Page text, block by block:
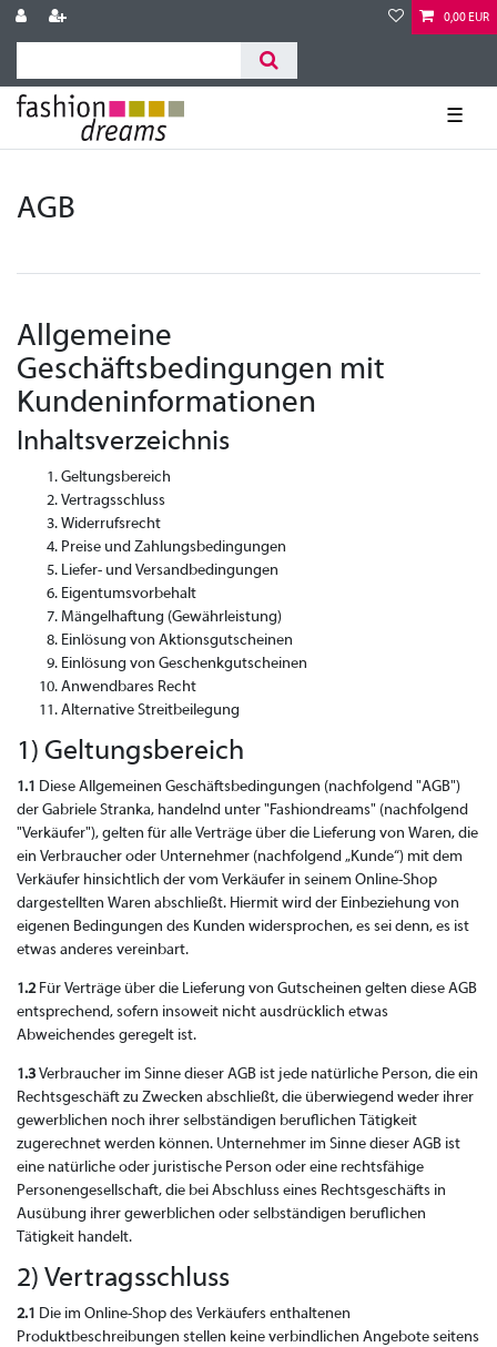
0,00 EUR
☰
AGB
Allgemeine
Geschäftsbedingungen mit
Kundeninformationen
Inhaltsverzeichnis
Geltungsbereich
Vertragsschluss
Widerrufsrecht
Preise und Zahlungsbedingungen
Liefer- und Versandbedingungen
Eigentumsvorbehalt
Mängelhaftung (Gewährleistung)
Einlösung von Aktionsgutscheinen
Einlösung von Geschenkgutscheinen
Anwendbares Recht
Alternative Streitbeilegung
1) Geltungsbereich
1.1 Diese Allgemeinen Geschäftsbedingungen (nachfolgend "AGB")
der Gabriele Stranka, handelnd unter "Fashiondreams" (nachfolgend
"Verkäufer"), gelten für alle Verträge über die Lieferung von Waren, die
ein Verbraucher oder Unternehmer (nachfolgend „Kunde“) mit dem
Verkäufer hinsichtlich der vom Verkäufer in seinem Online-Shop
dargestellten Waren abschließt. Hiermit wird der Einbeziehung von
eigenen Bedingungen des Kunden widersprochen, es sei denn, es ist
etwas anderes vereinbart.
1.2Für Verträge über die Lieferung von Gutscheinen gelten diese AGB
entsprechend, sofern insoweit nicht ausdrücklich etwas
Abweichendes geregelt ist.
1.3 Verbraucher im Sinne dieser AGB ist jede natürliche Person, die ein
Rechtsgeschäft zu Zwecken abschließt, die überwiegend weder ihrer
gewerblichen noch ihrer selbständigen beruflichen Tätigkeit
zugerechnet werden können. Unternehmer im Sinne dieser AGB ist
eine natürliche oder juristische Person oder eine rechtsfähige
Personengesellschaft, die bei Abschluss eines Rechtsgeschäfts in
Ausübung ihrer gewerblichen oder selbständigen beruflichen
Tätigkeit handelt.
2) Vertragsschluss
2.1 Die im Online-Shop des Verkäufers enthaltenen
Produktbeschreibungen stellen keine verbindlichen Angebote seitens